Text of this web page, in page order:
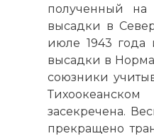
полученный на
высадки в
июле 1943 года
высадки в
союзники
засекречена.
прекращено